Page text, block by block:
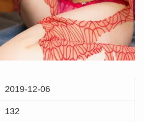
2019-12-06
132